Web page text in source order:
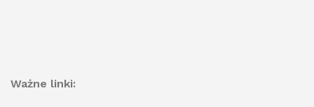
Ważne linki: